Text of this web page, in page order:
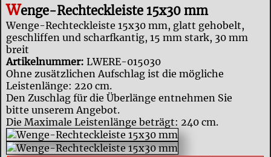
Wenge-Rechteckleiste 15x30 mm
Wenge-Rechteckleiste 15x30 mm, glatt gehobelt,
geschliffen und scharfkantig, 15 mm stark, 30 mm
breit
Artikelnummer: LWERE-015030
Ohne zusätzlichen Aufschlag ist die mögliche
Leistenlänge: 220 cm.
Den Zuschlag für die Überlänge entnehmen Sie
bitte unserem Angebot.
Die Maximale Leistenlänge beträgt: 240 cm.